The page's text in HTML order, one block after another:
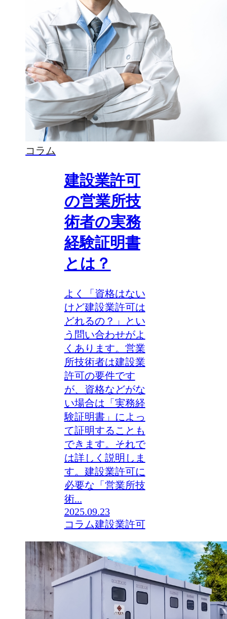
コラム
建設業許可
の営業所技
術者の実務
経験証明書
とは？
よく「資格はない
けど建設業許可は
どれるの？」とい
う問い合わせがよ
くあります。営業
所技術者は建設業
許可の要件です
が、資格などがな
い場合は「実務経
験証明書」によっ
て証明することも
できます。それで
は詳しく説明しま
す。建設業許可に
必要な「営業所技
術...
2025.09.23
コラム建設業許可